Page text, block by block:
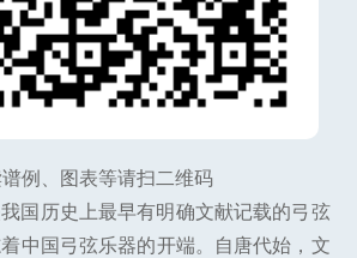
例、图表等请扫二维码
国历史上最早有明确文献记载的弓弦
中国弓弦乐器的开端。自唐代始，文